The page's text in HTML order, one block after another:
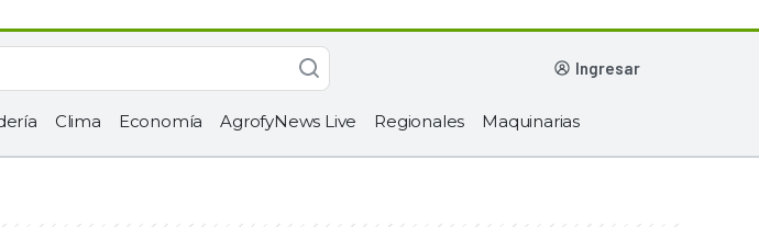
ingresar
Clima Economía AgrofyNews Live Regionales Maquinarias